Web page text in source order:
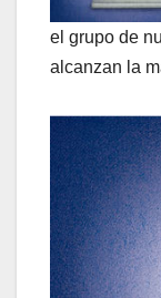
el grupo de
alcanzan la